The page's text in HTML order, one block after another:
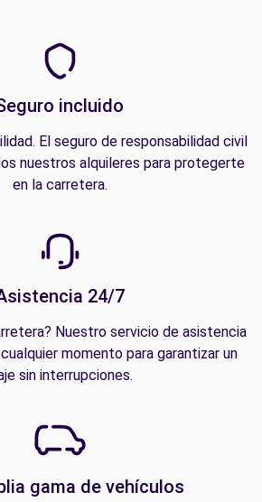
incluido
El seguro de responsabilidad civil
nuestros alquileres para protegerte
en la carretera.
24/7
Nuestro servicio de asistencia
momento para garantizar un
sin interrupciones.
gama de vehículos